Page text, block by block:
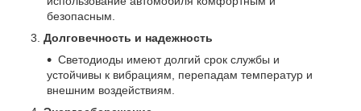
безопасным.
Долговечность и надежность
Светодиоды имеют долгий срок службы и
устойчивы к вибрациям, перепадам температур и
внешним воздействиям.